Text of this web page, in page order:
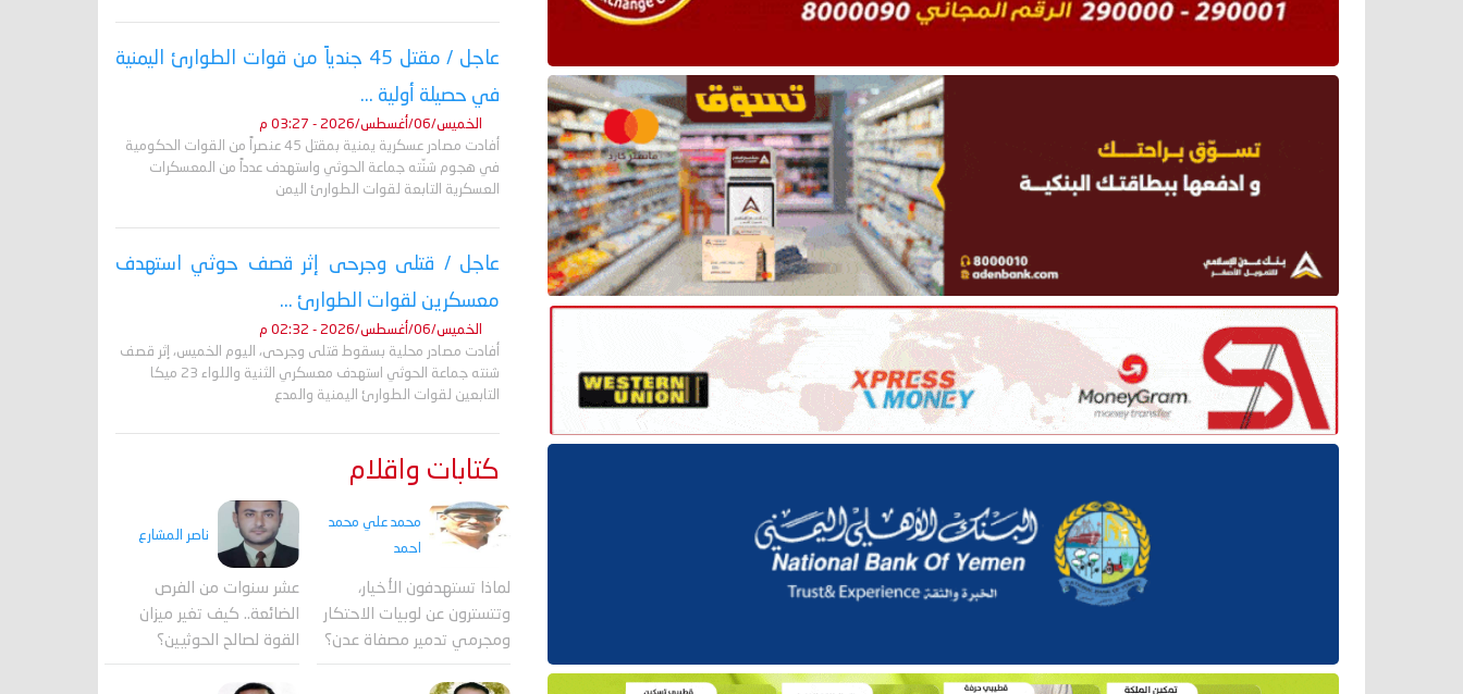
عاجل / مقتل 45 جندياً من قوات الطوارئ اليمنية
في حصيلة أولية ...
الخميس/06/أغسطس/2026 - 03:27 م
أفادت مصادر عسكرية يمنية بمقتل 45 عنصراً من القوات الحكومية
في هجوم شنّته جماعة الحوثي واستهدف عدداً من المعسكرات
العسكرية التابعة لقوات الطوارئ اليمن
عاجل / قتلى وجرحى إثر قصف حوثي استهدف
معسكرين لقوات الطوارئ ...
الخميس/06/أغسطس/2026 - 02:32 م
أفادت مصادر محلية بسقوط قتلى وجرحى، اليوم الخميس، إثر قصف
شنته جماعة الحوثي استهدف معسكري الثنية واللواء 23 ميكا
التابعين لقوات الطوارئ اليمنية والمدع
كتابات واقلام
محمد علي محمد
احمد
لماذا تستهدفون الأخيار،
وتتسترون عن لوبيات الاحتكار
ومجرمي تدمير مصفاة عدن؟
ناصر المشارع
عشر سنوات من الفرص
الضائعة.. كيف تغير ميزان
القوة لصالح الحوثيين؟